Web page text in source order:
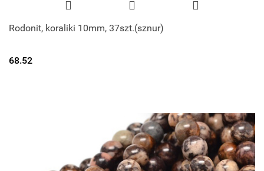
Rodonit, koraliki 10mm, 37szt.(sznur)
68.52